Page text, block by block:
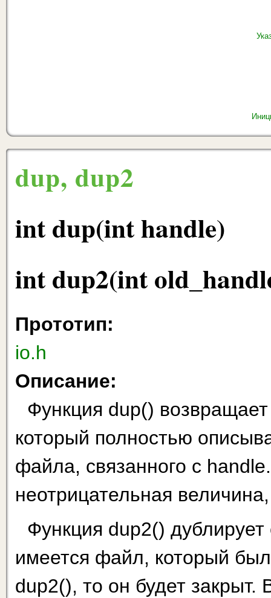
dup, dup2
int dup(int handle)
int dup2(int
Прототип:
io.h
Описание:
Функция dup()
который полностью
файла, связанного с
неотрицательная
Функция dup2()
имеется файл, который
dup2(), то он будет закрыт.